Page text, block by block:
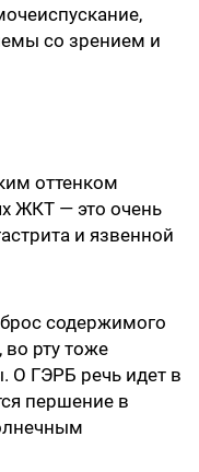
со зрением и
оттенком
ЖКТ — это очень
и язвенной
содержимого
рту тоже
О ГЭРБ речь идет в
першение в